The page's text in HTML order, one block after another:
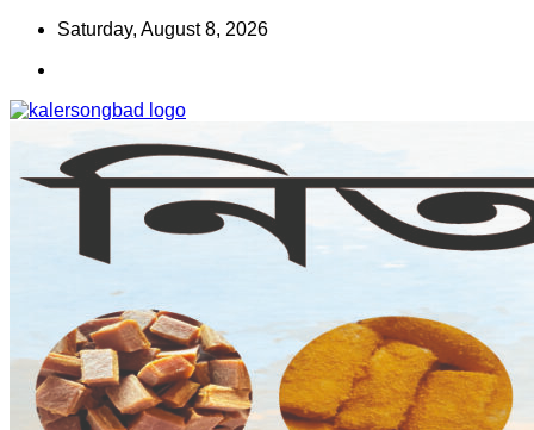
Skip
content
Saturday, August 8, 2026
কালের সংবাদ
www.kalersongbad.com